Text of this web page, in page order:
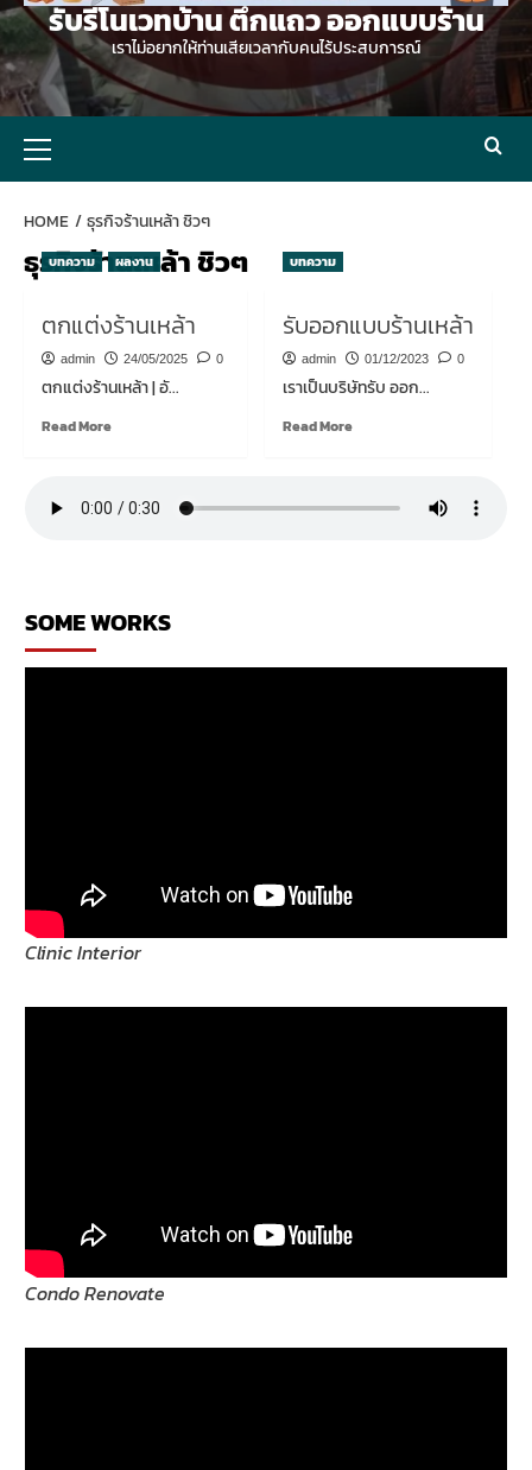
รับรีโนเวทบ้าน ตึกแถว ออกแบบร้าน
เราไม่อยากให้ท่านเสียเวลากับคนไร้ประสบการณ์
Menu
HOME ธุรกิจร้านเหล้า ชิวๆ
ธุรกิจร้านเหล้า ชิวๆ
บทความ ผลงาน
ตกแต่งร้านเหล้า
admin 24/05/2025 0
ตกแต่งร้านเหล้า | อั...
Read MoreRead
ร้าน
บทความ
รับออกแบบร้านเหล้า
admin 01/12/2023 0
เราเป็นบริษัทรับ ออก...
Read MoreRead
ออกแบบ
SOME WORKS
Clinic Interior
Condo Renovate